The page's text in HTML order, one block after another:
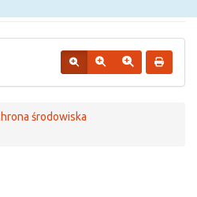
środowiska